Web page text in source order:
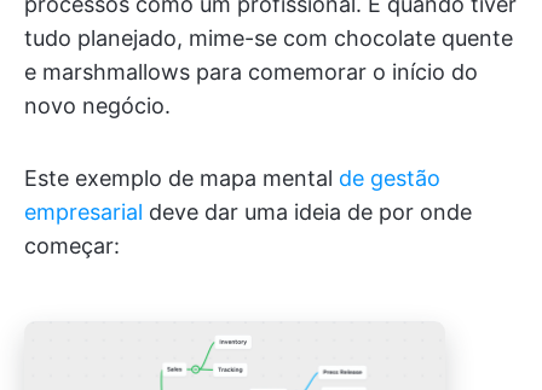
tudo planejado, mime-se com chocolate quente
e marshmallows para comemorar o início do
novo negócio.
Este exemplo de mapa mental de gestão
empresarial deve dar uma ideia de por onde
começar: